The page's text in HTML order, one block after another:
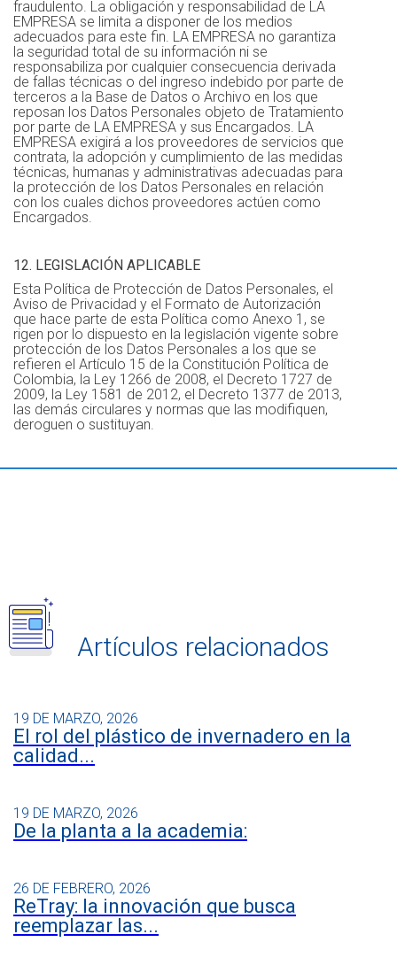
fraudulento. La obligación y responsabilidad de LA
EMPRESA se limita a disponer de los medios
adecuados para este fin. LA EMPRESA no garantiza
la seguridad total de su información ni se
responsabiliza por cualquier consecuencia derivada
de fallas técnicas o del ingreso indebido por parte de
terceros a la Base de Datos o Archivo en los que
reposan los Datos Personales objeto de Tratamiento
por parte de LA EMPRESA y sus Encargados. LA
EMPRESA exigirá a los proveedores de servicios que
contrata, la adopción y cumplimiento de las medidas
técnicas, humanas y administrativas adecuadas para
la protección de los Datos Personales en relación
con los cuales dichos proveedores actúen como
Encargados.
12. LEGISLACIÓN APLICABLE
Esta Política de Protección de Datos Personales, el
Aviso de Privacidad y el Formato de Autorización
que hace parte de esta Política como Anexo 1, se
rigen por lo dispuesto en la legislación vigente sobre
protección de los Datos Personales a los que se
refieren el Artículo 15 de la Constitución Política de
Colombia, la Ley 1266 de 2008, el Decreto 1727 de
2009, la Ley 1581 de 2012, el Decreto 1377 de 2013,
las demás circulares y normas que las modifiquen,
deroguen o sustituyan.
Artículos relacionados
19 DE MARZO, 2026
El rol del plástico de invernadero en la
calidad...
19 DE MARZO, 2026
De la planta a la academia:
26 DE FEBRERO, 2026
ReTray: la innovación que busca
reemplazar las...